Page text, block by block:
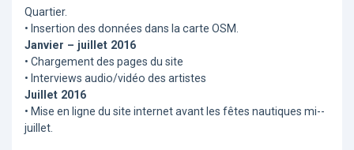
Quartier.
• Insertion des données dans la carte OSM.
Janvier – juillet 2016
• Chargement des pages du site
• Interviews audio/vidéo des artistes
Juillet 2016
• Mise en ligne du site internet avant les fêtes nautiques mi-­
juillet.